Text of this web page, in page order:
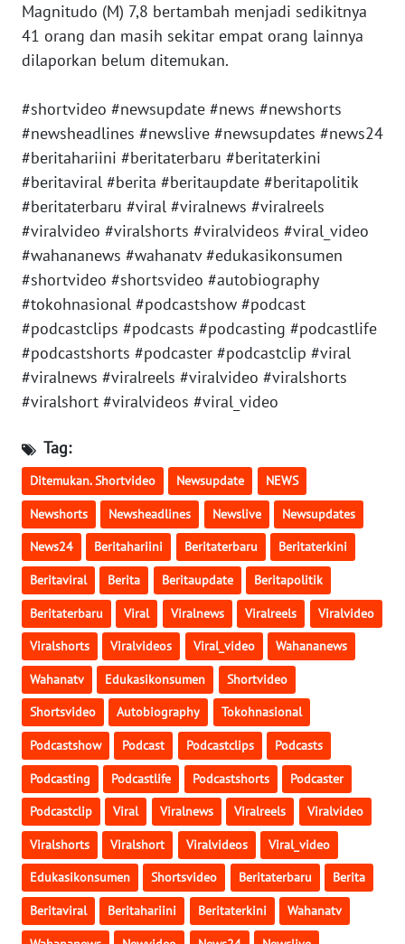
Magnitudo (M) 7,8 bertambah menjadi sedikitnya
41 orang dan masih sekitar empat orang lainnya
dilaporkan belum ditemukan.
#shortvideo #newsupdate #news #newshorts
#newsheadlines #newslive #newsupdates #news24
#beritahariini #beritaterbaru #beritaterkini
#beritaviral #berita #beritaupdate #beritapolitik
#beritaterbaru #viral #viralnews #viralreels
#viralvideo #viralshorts #viralvideos #viral_video
#wahananews #wahanatv #edukasikonsumen
#shortvideo #shortsvideo #autobiography
#tokohnasional #podcastshow #podcast
#podcastclips #podcasts #podcasting #podcastlife
#podcastshorts #podcaster #podcastclip #viral
#viralnews #viralreels #viralvideo #viralshorts
#viralshort #viralvideos #viral_video
Tag:
Ditemukan. Shortvideo Newsupdate NEWS
Newshorts Newsheadlines Newslive Newsupdates
News24 Beritahariini Beritaterbaru Beritaterkini
Beritaviral Berita Beritaupdate Beritapolitik
Beritaterbaru Viral Viralnews Viralreels Viralvideo
Viralshorts Viralvideos Viral_video Wahananews
Wahanatv Edukasikonsumen Shortvideo
Shortsvideo Autobiography Tokohnasional
Podcastshow Podcast Podcastclips Podcasts
Podcasting Podcastlife Podcastshorts Podcaster
Podcastclip Viral Viralnews Viralreels Viralvideo
Viralshorts Viralshort Viralvideos Viral_video
Edukasikonsumen Shortsvideo Beritaterbaru Berita
Beritaviral Beritahariini Beritaterkini Wahanatv
Wahana
News
Regional
SUMUT
WN
JAKARTA
WN
JABAR
WN
WN
NTT
KEPRI
WN
PAPUA
WN
PAPUA
BARAT
WN
RIAU
WN
SERAMBI
WN
JAMBI
WN
SULTRA
WN
NTB